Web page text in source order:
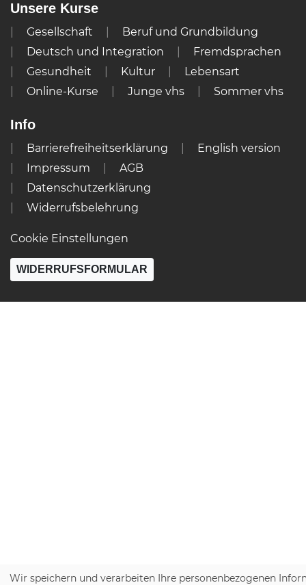
Unsere Kurse
Gesellschaft
Beruf und Grundbildung
Deutsch und Integration
Fremdsprachen
Gesundheit
Kultur
Lebensart
Online-Kurse
Junge vhs Sommer vhs
Info
Barrierefreiheitserklärung
English version
Impressum
AGB
Datenschutzerklärung
Widerrufsbelehrung
Cookie Einstellungen
WIDERRUFSFORMULAR
Wir speichern und verarbeiten Ihre personenbezogenen